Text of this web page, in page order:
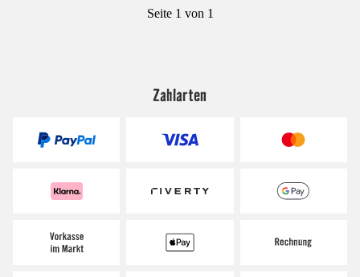
Seite 1 von 1
Zahlarten